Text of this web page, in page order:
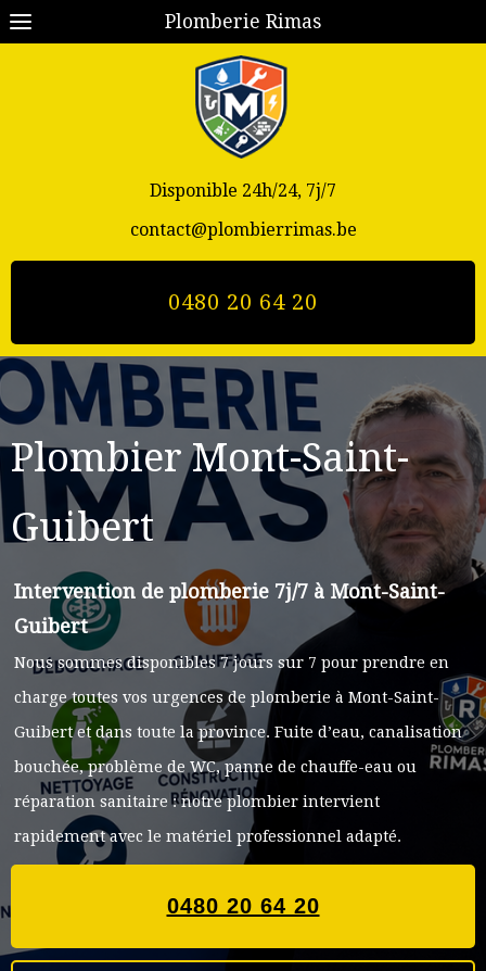
Plomberie Rimas
Disponible 24h/24, 7j/7
contact@plombierrimas.be
0480 20 64 20
Plombier Mont-Saint-
Guibert
Intervention de plomberie 7j/7 à Mont-Saint-
Guibert
Nous sommes disponibles 7 jours sur 7 pour prendre en
charge toutes vos urgences de plomberie à Mont-Saint-
Guibert et dans toute la province. Fuite d’eau, canalisation
bouchée, problème de WC, panne de chauffe-eau ou
réparation sanitaire : notre plombier intervient
rapidement avec le matériel professionnel adapté.
0480 20 64 20